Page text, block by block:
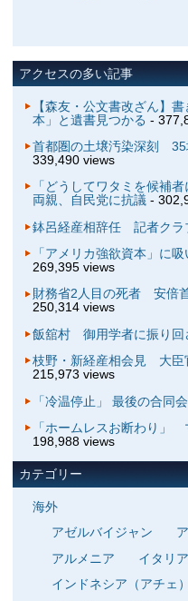
アクセスの多い記事
【森友・公文書改ざん】
本」と遺書見つかる -
首都圏の土壌汚染深刻 35
339,490 views
「どうしてワタミを候補
両親、自民党に抗議-
鉢呂経産相辞任 記者クラ
「アメリカ強欲資本」に
269,395 views
財務省2人目の死者 安倍
250,314 views
飯舘村 御用学者に振り回
枝野・新経産相会見 大臣
215,973 views
「冷温停止」 最後の合同
「ホームレスお断わり」
198,988 views
カテゴリー
海外
アゼルバイジャン
アルメニア
イタリア
インドネシア（アチェ）